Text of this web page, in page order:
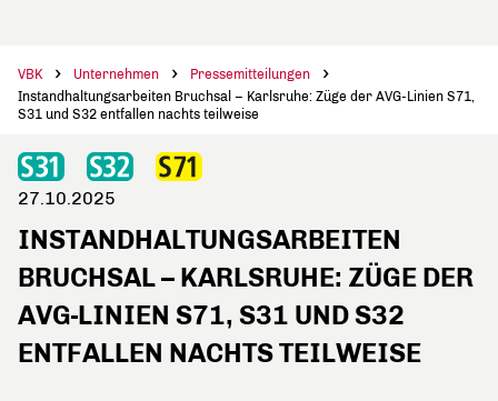
VBK Unternehmen
Pressemitteilungen
Instandhaltungsarbeiten Bruchsal – Karlsruhe: Züge der AVG-Linien S71,
S31 und S32 entfallen nachts teilweise
27.10.2025
INSTANDHALTUNGSARBEITEN
BRUCHSAL – KARLSRUHE: ZÜGE DER
AVG-LINIEN S71, S31 UND S32
ENTFALLEN NACHTS TEILWEISE